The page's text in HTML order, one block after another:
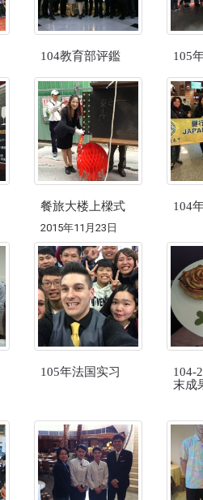
104教育部评鑑 105
餐旅大楼上樑式
2015年11月23日
104
105年法国实习
104-
末成